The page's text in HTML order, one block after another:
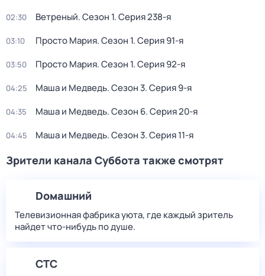
02:30 Ветреный. Сезон 1. Серия 238-я
03:10 Просто Мария. Сезон 1. Серия 91-я
03:50 Просто Мария. Сезон 1. Серия 92-я
04:25 Маша и Медведь. Сезон 3. Серия 9-я
04:35 Маша и Медведь. Сезон 6. Серия 20-я
04:45 Маша и Медведь. Сезон 3. Серия 11-я
Зрители канала Суббота также смотрят
Dомашний
Телевизионная фабрика уюта, где каждый зритель
найдет что‑нибудь по душе.
СТС